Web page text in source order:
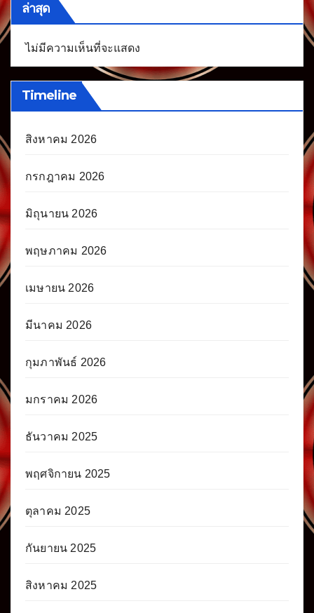
ล่าสุด
ไม่มีความเห็นที่จะแสดง
Timeline
สิงหาคม 2026
กรกฎาคม 2026
มิถุนายน 2026
พฤษภาคม 2026
เมษายน 2026
มีนาคม 2026
กุมภาพันธ์ 2026
มกราคม 2026
ธันวาคม 2025
พฤศจิกายน 2025
ตุลาคม 2025
กันยายน 2025
สิงหาคม 2025